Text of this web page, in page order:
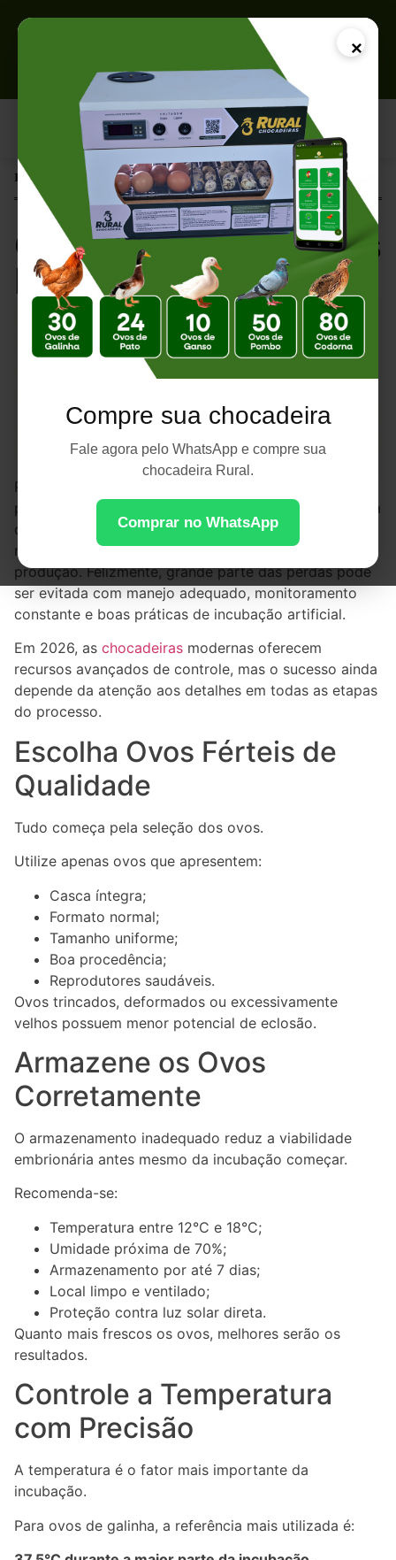
×
Compre sua chocadeira
Fale agora pelo WhatsApp e compre sua
chocadeira Rural.
Comprar no WhatsApp
Página Inicial | Como Reduzir Perdas Durante a Incubação
Como Reduzir Perdas
Durante a Incubação
Reduzir perdas durante a incubação é um dos
principais objetivos de qualquer criador de aves. Cada
ovo fértil perdido representa menor produtividade,
menor taxa de eclosão e aumento dos custos de
produção. Felizmente, grande parte das perdas pode
ser evitada com manejo adequado, monitoramento
constante e boas práticas de incubação artificial.
Em 2026, as chocadeiras modernas oferecem
recursos avançados de controle, mas o sucesso ainda
depende da atenção aos detalhes em todas as etapas
do processo.
Escolha Ovos Férteis de
Qualidade
Tudo começa pela seleção dos ovos.
Utilize apenas ovos que apresentem:
Casca íntegra;
Formato normal;
Tamanho uniforme;
Boa procedência;
Reprodutores saudáveis.
Ovos trincados, deformados ou excessivamente
velhos possuem menor potencial de eclosão.
Armazene os Ovos
Corretamente
O armazenamento inadequado reduz a viabilidade
embrionária antes mesmo da incubação começar.
Recomenda-se:
Temperatura entre 12°C e 18°C;
Umidade próxima de 70%;
Armazenamento por até 7 dias;
Local limpo e ventilado;
Proteção contra luz solar direta.
Quanto mais frescos os ovos, melhores serão os
resultados.
Controle a Temperatura
com Precisão
A temperatura é o fator mais importante da
incubação.
Para ovos de galinha, a referência mais utilizada é: